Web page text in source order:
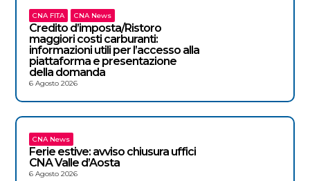
CNA FITA CNA News
Credito d’imposta/Ristoro
maggiori costi carburanti:
informazioni utili per l’accesso alla
piattaforma e presentazione
della domanda
6 Agosto 2026
CNA News
Ferie estive: avviso chiusura uffici
CNA Valle d’Aosta
6 Agosto 2026